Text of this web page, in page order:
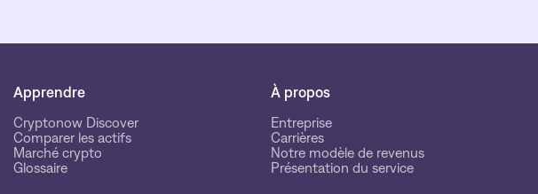
Apprendre
Cryptonow Discover
Comparer les actifs
Marché crypto
Glossaire
À propos
Entreprise
Carrières
Notre modèle de revenus
Présentation du service